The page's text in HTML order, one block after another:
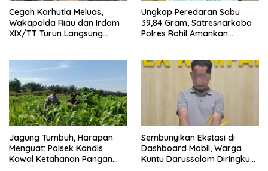
Cegah Karhutla Meluas,
Wakapolda Riau dan Irdam
XIX/TT Turun Langsung
Ungkap Peredaran Sabu
39,84 Gram, Satresnarkoba
Polres Rohil Amankan
Jagung Tumbuh, Harapan
Menguat: Polsek Kandis
Kawal Ketahanan Pangan
Sembunyikan Ekstasi di
Dashboard Mobil, Warga
Kuntu Darussalam Diringkus